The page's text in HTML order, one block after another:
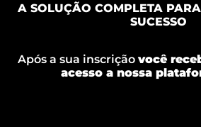
A SOLUÇÃO COMPLETA
SUCESSO
Após a sua inscrição você
acesso a nossa